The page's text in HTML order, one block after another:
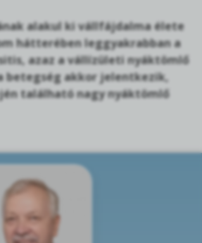
alakul ki vállfájdalma élete
hátterében leggyakrabban a
azaz a vállízületi nyáktömlő
betegség akkor jelentkezik,
található nagy nyáktömlő